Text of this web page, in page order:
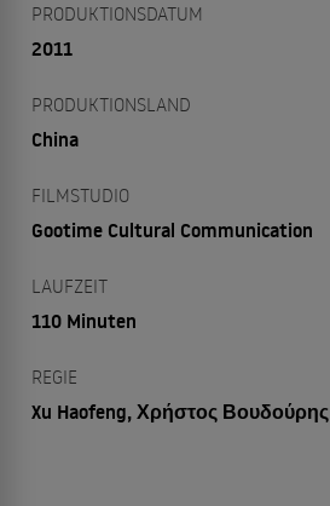
PRODUKTIONSDATUM
2011
PRODUKTIONSLAND
China
FILMSTUDIO
Gootime Cultural Communication
LAUFZEIT
110 Minuten
REGIE
Xu Haofeng, Χρήστος Βουδούρης